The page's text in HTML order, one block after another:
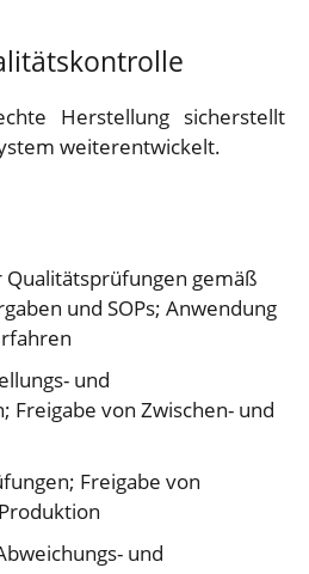
Herstellung sicherstellt
weiterentwickelt.
Qualitätsprüfungen gemäß
und SOPs; Anwendung
und
Freigabe von Zwischen- und
Freigabe von
und